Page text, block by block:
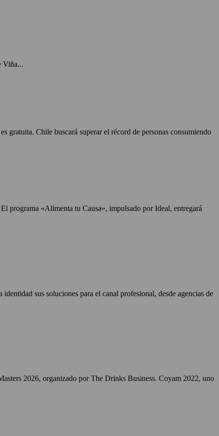
Viña...
gratuita. Chile buscará superar el récord de personas consumiendo
programa «Alimenta tu Causa», impulsado por Ideal, entregará
sus soluciones para el canal profesional, desde agencias de
2026, organizado por The Drinks Business. Coyam 2022, uno